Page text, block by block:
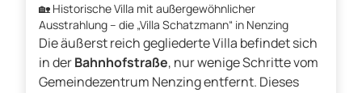
🏡 Historische Villa mit außergewöhnlicher
Ausstrahlung – die „Villa Schatzmann“ in Nenzing
Die äußerst reich gegliederte Villa befindet sich
in derBahnhofstraße, nur wenige Schritte vom
Gemeindezentrum Nenzing entfernt. Dieses